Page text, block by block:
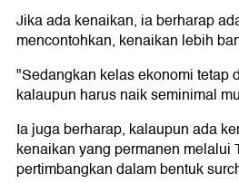
Jika ada kenaikan, ia berharap
mencontohkan, kenaikan lebih
"Sedangkan kelas ekonomi tetap
kalaupun harus naik seminimal
Ia juga berharap, kalaupun ada
kenaikan yang permanen melalui
pertimbangkan dalam bentuk